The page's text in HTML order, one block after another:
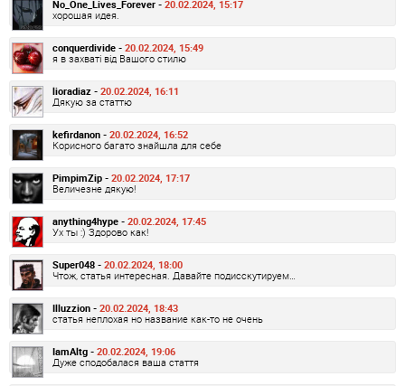
No_One_Lives_Forever - 20.02.2024, 15:17
хорошая идея.
conquerdivide - 20.02.2024, 15:49
я в захваті від Вашого стилю
lioradiaz - 20.02.2024, 16:11
Дякую за статтю
kefirdanon - 20.02.2024, 16:52
Корисного багато знайшла для себе
PimpimZip - 20.02.2024, 17:17
Величезне дякую!
anything4hype - 20.02.2024, 17:45
Ух ты :) Здорово как!
Super048 - 20.02.2024, 18:00
Чтож, статья интересная. Давайте подисскутируем…
Illuzzion - 20.02.2024, 18:43
статья неплохая но название как-то не очень
IamAltg - 20.02.2024, 19:06
Дуже сподобалася ваша стаття